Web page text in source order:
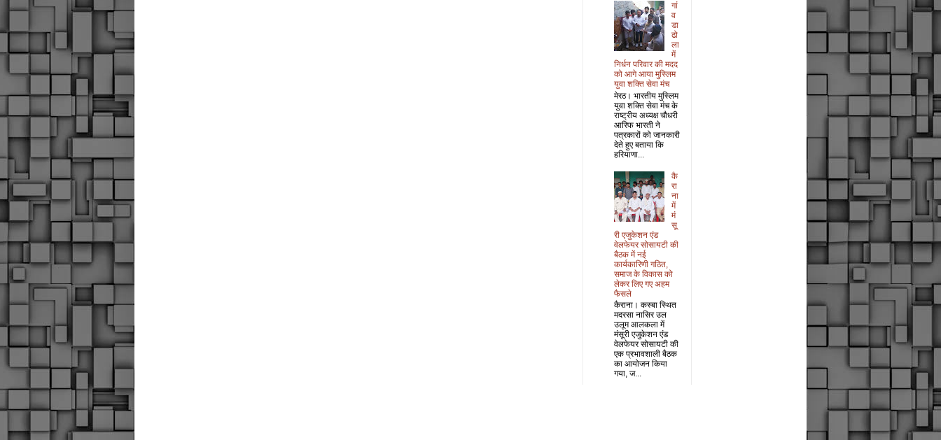
गां
व
डा
ढो
ला
में
निर्धन परिवार की मदद
को आगे आया मुस्लिम
युवा शक्ति सेवा मंच
मेरठ। भारतीय मुस्लिम
युवा शक्ति सेवा मंच के
राष्ट्रीय अध्यक्ष चौधरी
आरिफ भारती ने
पत्रकारों को जानकारी
देते हुए बताया कि
हरियाणा...
कै
रा
ना
में
मं
सू
री एजुकेशन एंड
वेलफेयर सोसायटी की
बैठक में नई
कार्यकारिणी गठित,
समाज के विकास को
लेकर लिए गए अहम
फैसले
कैराना। कस्बा स्थित
मदरसा नासिर उल
उलूम आलकला में
मंसूरी एजुकेशन एंड
वेलफेयर सोसायटी की
एक प्रभावशाली बैठक
का आयोजन किया
गया, ज...